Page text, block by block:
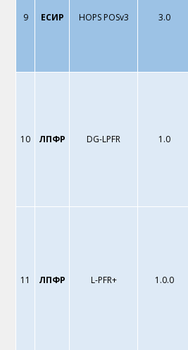
9 ЕСИР HOPS POSv3 3.0
10 ЛПФР DG-LPFR 1.0
11 ЛПФР L-PFR+ 1.0.0